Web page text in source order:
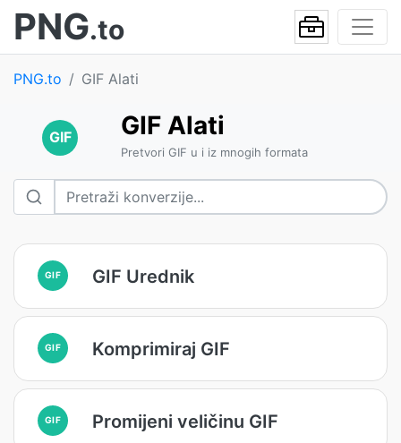
PNG.to
PNG.to GIF Alati
GIF GIF Alati
Pretvori GIF u i iz mnogih formata
GIF GIF Urednik
GIF Komprimiraj GIF
GIF Promijeni veličinu GIF